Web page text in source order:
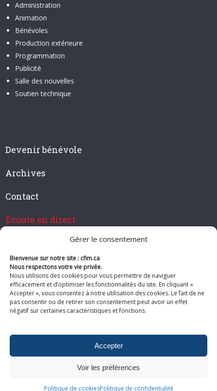
Gérer le consentement
Bienvenue sur notre site : cfim.ca
Nous respectons votre vie privée.
Nous utilisons des cookies pour vous permettre de naviguer
efficacement et d’optimiser les fonctionnalités du site. En cliquant «
Accepter », vous consentez à notre utilisation des cookies. Le fait de ne
pas consentir ou de retirer son consentement peut avoir un effet
négatif sur certaines caractéristiques et fonctions.
Accepter
Voir les préférences
Politique de cookiesPolitique de confidentialité
Administration
Animation
Bénévoles
Production extérieure
Programmation
Publicité
Salle des nouvelles
Soutien technique
Devenir bénévole
Archives
Contact
Écoute en direct
Devenir membre de CFIM
Suivez-nous
du site